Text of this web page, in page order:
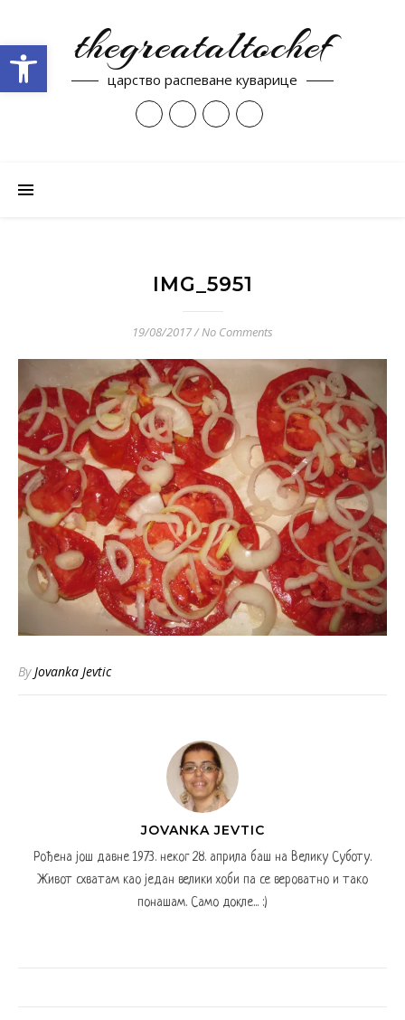
thegreataltochef
царство распеване куварице
IMG_5951
19/08/2017/No Comments
ByJovanka Jevtic
JOVANKA JEVTIC
Рођена још давне 1973. неког 28. априла баш на Велику Суботу.
Живот схватам као један велики хоби па се вероватно и тако
понашам. Само докле... :)
Open toolbar